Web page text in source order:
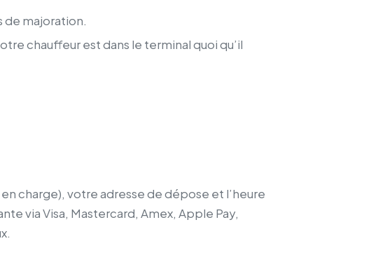
de majoration.
chauffeur est dans le terminal quoi qu’il
charge), votre adresse de dépose et l’heure
via Visa, Mastercard, Amex, Apple Pay,